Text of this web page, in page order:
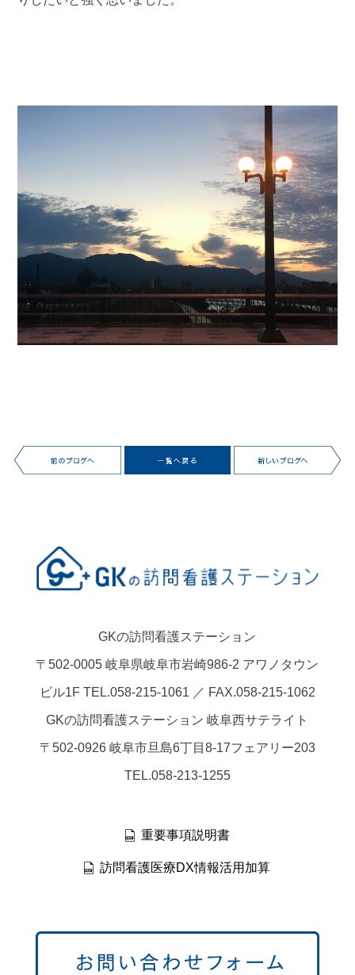
GKの訪問看護ステーション
〒502-0005 岐阜県岐阜市岩崎986-2 アワノタウン
ビル1F TEL.058-215-1061 ／ FAX.058-215-1062
GKの訪問看護ステーション 岐阜西サテライト
〒502-0926 岐阜市旦島6丁目8-17フェアリー203
TEL.058-213-1255
重要事項説明書
訪問看護医療DX情報活用加算